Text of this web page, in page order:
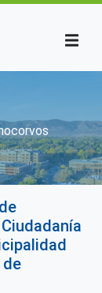
a la